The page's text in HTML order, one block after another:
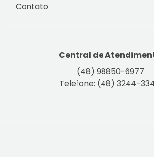
Contato
Central de
(48) 98850-6977
Telefone: (48) 3244-